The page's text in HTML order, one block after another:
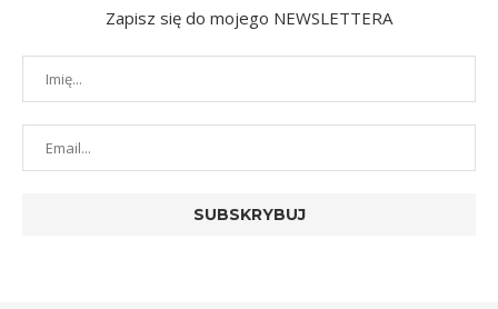
Zapisz się do mojego NEWSLETTERA